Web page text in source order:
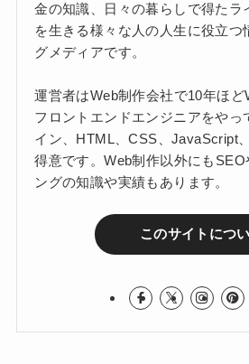
金の知識、日々の暮らしで得たラ
を生きる様々な人の人生に役立つ
グメディアです。
運営者はWeb制作会社で10年ほど
フロントエンドエンジニアをやっ
イン、HTML、CSS、JavaScript
得意です。Web制作以外にもSEO
ングの知識や実績もあります。
このサイトにつ